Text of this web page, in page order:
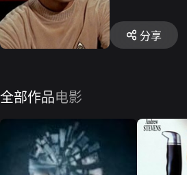
分享
全部作品电影